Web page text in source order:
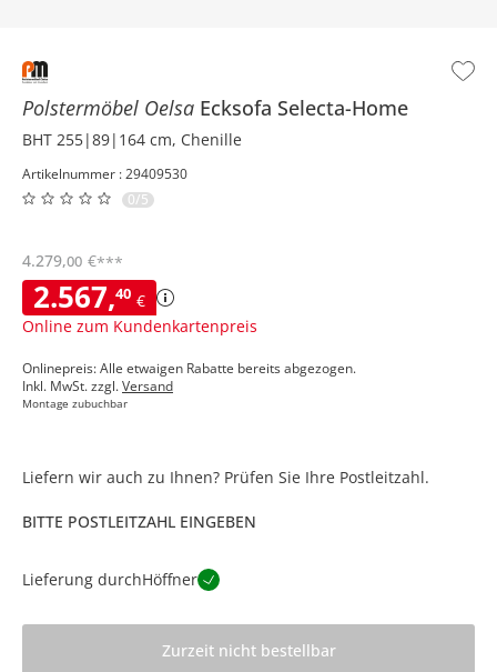
Polstermöbel Oelsa Ecksofa Selecta-Home
BHT 255|89|164 cm, Chenille
Artikelnummer : 29409530
0/5
2.567,40 €
Online zum Kundenkartenpreis
4.279,00 €***
Onlinepreis: Alle etwaigen Rabatte bereits abgezogen.
Inkl. MwSt. zzgl.Versand
Montage zubuchbar
Liefern wir auch zu Ihnen? Prüfen Sie Ihre Postleitzahl.
BITTE POSTLEITZAHL EINGEBEN
Lieferung durchHöffner
Zurzeit nicht bestellbar